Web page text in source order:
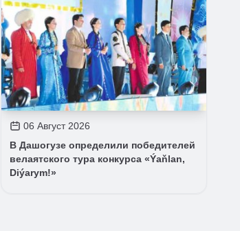
06 Август 2026
В Дашогузе определили победителей
велаятского тура конкурса «Ýaňlan,
Diýarym!»